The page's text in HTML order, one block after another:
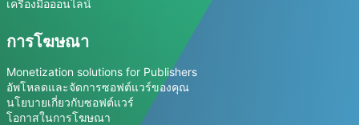
เครื่องมือออนไลน์
การโฆษณา
Monetization solutions for Publishers
อัพโหลดและจัดการซอฟต์แวร์ของคุณ
นโยบายเกี่ยวกับซอฟต์แวร์
โอกาสในการโฆษณา